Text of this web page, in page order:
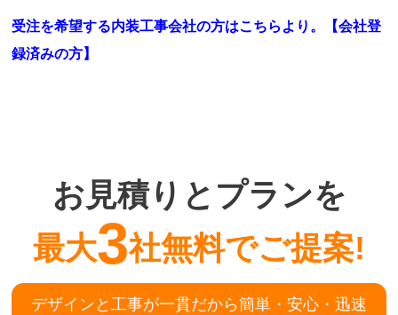
受注を希望する内装工事会社の方はこちらより。
【会社登
録済みの方】
お見積りとプランを
最大3社無料でご提案!
デザインと工事が一貫だから簡単・安心・迅速